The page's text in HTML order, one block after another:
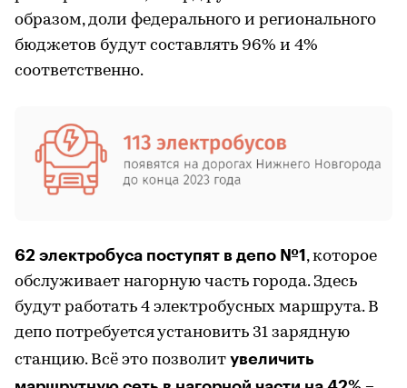
образом, доли федерального и регионального
бюджетов будут составлять 96% и 4%
соответственно.
62 электробуса поступят в депо №1 , которое
обслуживает нагорную часть города. Здесь
будут работать 4 электробусных маршрута. В
депо потребуется установить 31 зарядную
станцию. Всё это позволит увеличить